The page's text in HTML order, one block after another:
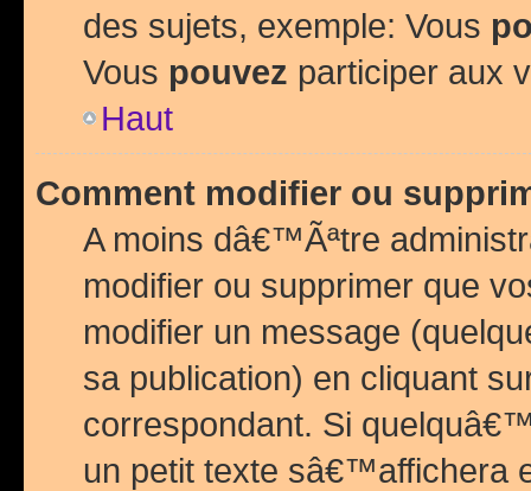
des sujets, exemple: Vous
Vous pouvez participer aux
Haut
Comment modifier ou
A moins dâ€™Ãªtre
modifier ou supprimer que
modifier un message
sa publication) en cliquant
correspondant. Si
un petit texte sâ€™affichera